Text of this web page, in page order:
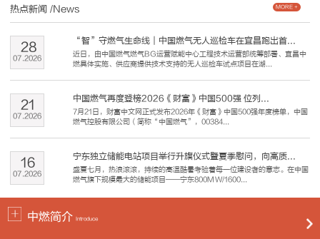
热点新闻 /News
“智”守燃气生命线｜中国燃气无人巡检车在宜昌跑出首...
近日，由中国燃气燃气BG运营赋能中心工程技术运营部统筹部署、宜昌中
燃具体实施、供应商提供技术支持的无人巡检车试点项目在湖...
07.2026
28
中国燃气再度登榜2026《财富》中国500强 位列...
7月21日，财富中文网正式发布2026年《财富》中国500强年度榜单，中国
燃气控股有限公司（简称“中国燃气”，00384...
07.2026
21
宁东独立储能电站项目举行升旗仪式暨夏季慰问，向高质...
盛夏七月，热浪滚滚，持续的高温酷暑考验着每一位建设者的意志。在中国
燃气旗下规模最大的储能项目——宁东800MW/1600...
07.2026
16
MORE +
中燃简介 Introduce